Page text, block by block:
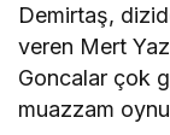
Demirtaş,
veren Mert
Goncalar çok
muazzam